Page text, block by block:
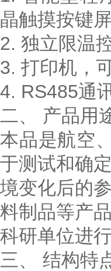
晶触摸按键屏
2. 独立限温
3. 打印机，
4. RS485通
二、
产品用
本品是航空
于测试和确
境变化后的
料制品等产
科研单位进
三、
结构特